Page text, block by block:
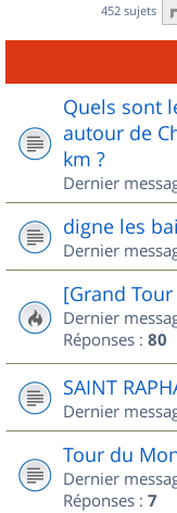
452 sujets
Quels sont
autour de
km ?
Dernier
digne les
Dernier
[Grand
Dernier
Réponses : 80
SAINT
Dernier
Tour du
Dernier
Réponses : 7